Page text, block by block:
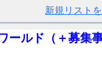
新規リスト
ールド（＋募集